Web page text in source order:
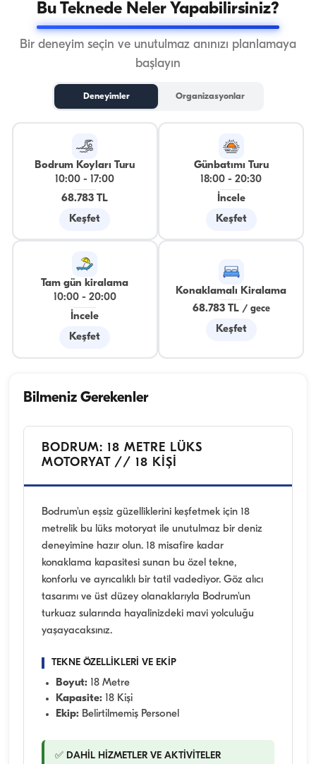
Bu Teknede Neler Yapabilirsiniz?
Bir deneyim seçin ve unutulmaz anınızı planlamaya
başlayın
Deneyimler Organizasyonlar
Bodrum Koyları Turu
10:00 -
17:00
68.783 TL
Keşfet
Günbatımı Turu
18:00 -20:30
İncele
Keşfet
Tam gün kiralama
10:00- 20:00
İncele
Keşfet
Konaklamalı Kiralama
68.783 TL/ gece
Keşfet
Bilmeniz Gerekenler
BODRUM: 18 METRE LÜKS
MOTORYAT // 18 KIŞI
Bodrum'un eşsiz güzelliklerini keşfetmek için 18
metrelik bu lüks motoryat ile unutulmaz bir deniz
deneyimine hazır olun. 18 misafire kadar
konaklama kapasitesi sunan bu özel tekne,
konforlu ve ayrıcalıklı bir tatil vadediyor. Göz alıcı
tasarımı ve üst düzey olanaklarıyla Bodrum'un
turkuaz sularında hayalinizdeki mavi yolculuğu
yaşayacaksınız.
TEKNE ÖZELLİKLERİ VE EKİP
Boyut: 18 Metre
Kapasite: 18 Kişi
Ekip: Belirtilmemiş Personel
✅ DAHİL HİZMETLER VE AKTİVİTELER